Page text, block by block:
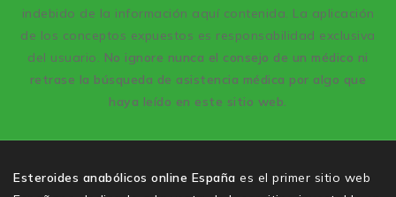
indebido de la información aquí contenida. La aplicación
de los conceptos expuestos es responsabilidad exclusiva
del usuario. No ignore nunca el consejo de un médico ni
retrase la búsqueda de asistencia médica por algo que
haya leído en este sitio web.
Esteroides anabólicos online España es el primer sitio web